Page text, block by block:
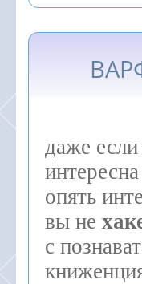
даже
опять
вы не
с